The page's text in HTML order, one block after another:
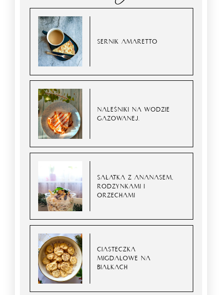
SERNIK AMARETTO
NALEŚNIKI NA WODZIE
GAZOWANEJ.
SAŁATKA Z ANANASEM,
RODZYNKAMI I
ORZECHAMI
CIASTECZKA
MIGDAŁOWE NA
BIAŁKACH